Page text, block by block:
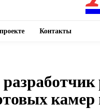
Контакты